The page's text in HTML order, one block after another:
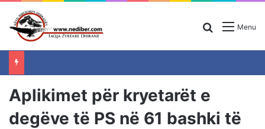
Menu
Search for
Aplikimet për kryetarët e
degëve të PS në 61 bashki të